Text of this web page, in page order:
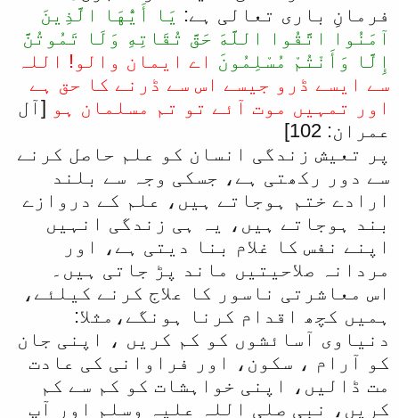
فرمانِ باری تعالی ہے: يَا أَيُّهَا الَّذِينَ
آمَنُوا اتَّقُوا اللَّهَ حَقَّ تُقَاتِهِ وَلَا تَمُوتُنَّ
إِلَّا وَأَنْتُمْ مُسْلِمُونَ اے ایمان والو! اللہ
سے ایسے ڈرو جیسے اس سے ڈرنے کا حق ہے
اور تمہیں موت آئے تو تم مسلمان ہو [آل
عمران: 102]
پر تعیش زندگی انسان کو علم حاصل کرنے
سے دور رکھتی ہے، جسکی وجہ سے بلند
ارادے ختم ہوجاتے ہیں، علم کے دروازے
بند ہوجاتے ہیں، یہ ہی زندگی انہیں
اپنے نفس کا غلام بنا دیتی ہے، اور
مردانہ صلاحیتیں ماند پڑ جاتی ہیں۔
اس معاشرتی ناسور کا علاج کرنے کیلئے،
ہمیں کچھ اقدام کرنا ہونگے،مثلا:
دنیاوی آسائشوں کو کم کریں ، اپنی جان
کو آرام ، سکون، اور فراوانی کی عادت
مت ڈالیں، اپنی خواہشات کو کم سے کم
کریں، نبی صلی اللہ علیہ وسلم اور آپ